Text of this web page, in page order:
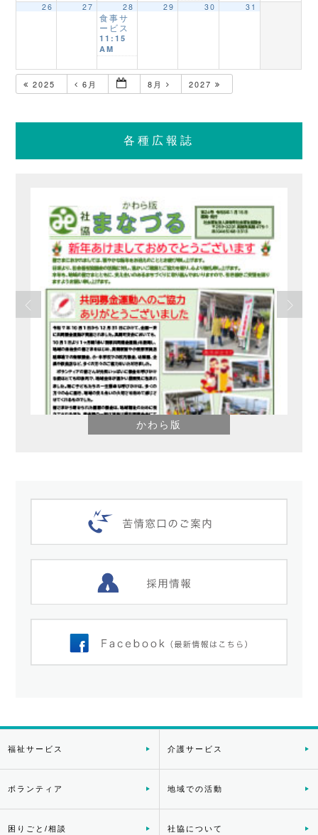
26 27 28
食事サ
ービス
11:15
AM
29 30 31
2025 6月 8月 2027
各種広報誌
さわやか
福祉サービス 介護サービス
ボランティア 地域での活動
困りごと/相談 社協について